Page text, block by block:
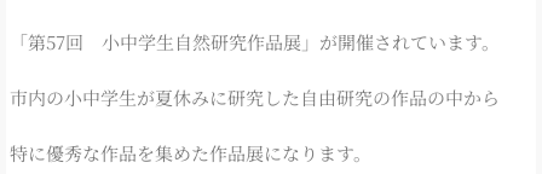
「第57回 小中学生自然研究作品展」が開催されています。
市内の小中学生が夏休みに研究した自由研究の作品の中から
特に優秀な作品を集めた作品展になります。